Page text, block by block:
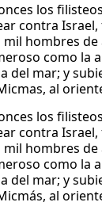
los
contra
mil hombres de
como la
del mar; y
al
los
contra
mil hombres de
como la
del mar; y
al